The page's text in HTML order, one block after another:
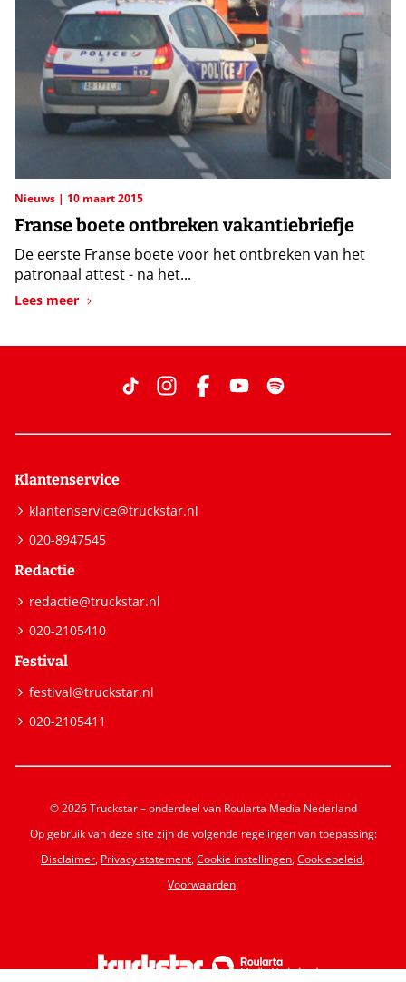
Nieuws 10 maart 2015
Franse boete ontbreken vakantiebriefje
De eerste Franse boete voor het ontbreken van het
patronaal attest - na het...
Lees meer
Klantenservice
klantenservice@truckstar.nl
020-8947545
Redactie
redactie@truckstar.nl
020-2105410
Festival
festival@truckstar.nl
020-2105411
© 2026 Truckstar – onderdeel van Roularta Media Nederland
Op gebruik van deze site zijn de volgende regelingen van toepassing:
Disclaimer, Privacy statement,Cookie instellingen,Cookiebeleid,
Voorwaarden.